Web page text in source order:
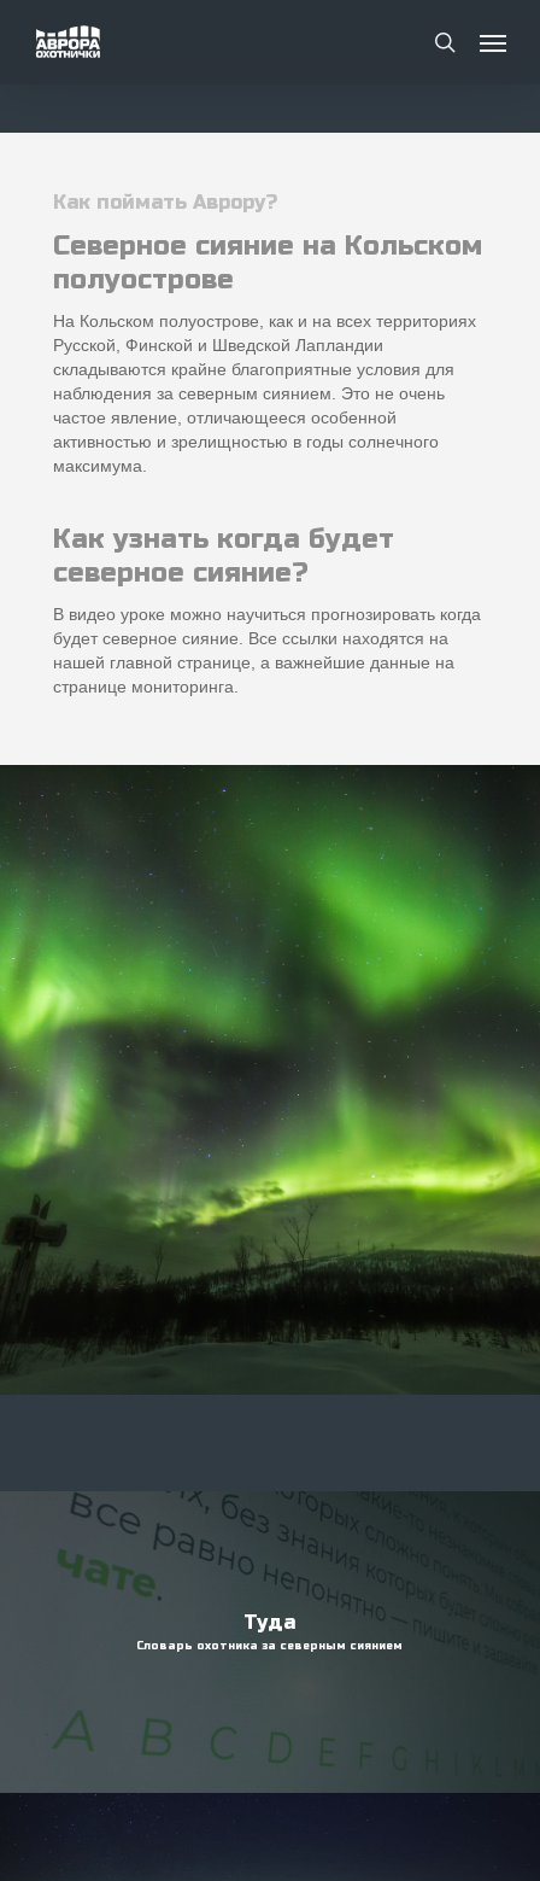
search
Menu
Как поймать Аврору?
Северное сияние на Кольском
полуострове
На Кольском полуострове, как и на всех территориях
Русской, Финской и Шведской Лапландии
складываются крайне благоприятные условия для
наблюдения за северным сиянием. Это не очень
частое явление, отличающееся особенной
активностью и зрелищностью в годы солнечного
максимума.
Как узнать когда будет
северное сияние?
В видео уроке можно научиться прогнозировать когда
будет северное сияние. Все ссылки находятся на
нашей главной странице, а важнейшие данные на
странице мониторинга.
Туда
Словарь охотника за северным сиянием